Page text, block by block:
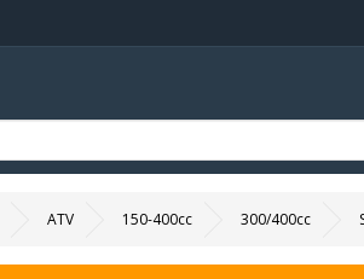
ATV 150-400cc 300/400cc